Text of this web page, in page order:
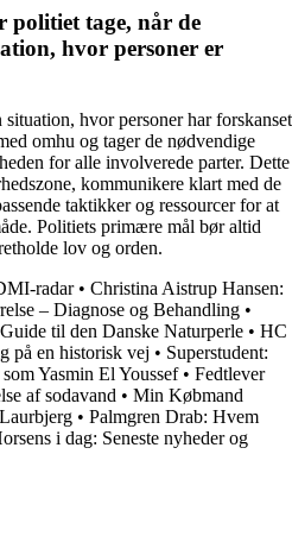
politiet tage, når de
hvor personer er
hvor personer har forskanset
omhu og tager de nødvendige
for alle involverede parter. Dette
kommunikere klart med de
taktikker og ressourcer for at
Politiets primære mål bør altid
lov og orden.
radar• Christina Aistrup Hansen:
– Diagnose og Behandling •
til den Danske Naturperle • HC
på en historisk vej • Superstudent:
Yasmin El Youssef• Fedtlever
af sodavand • Min Købmand
• Palmgren Drab: Hvem
i dag: Seneste nyheder og